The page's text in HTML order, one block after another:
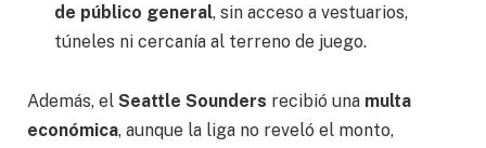
de público general, sin acceso a vestuarios,
túneles ni cercanía al terreno de juego.
Además, el Seattle Sounders recibió una multa
económica, aunque la liga no reveló el monto,